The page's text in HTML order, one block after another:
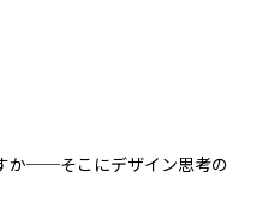
か──そこにデザイン思考の